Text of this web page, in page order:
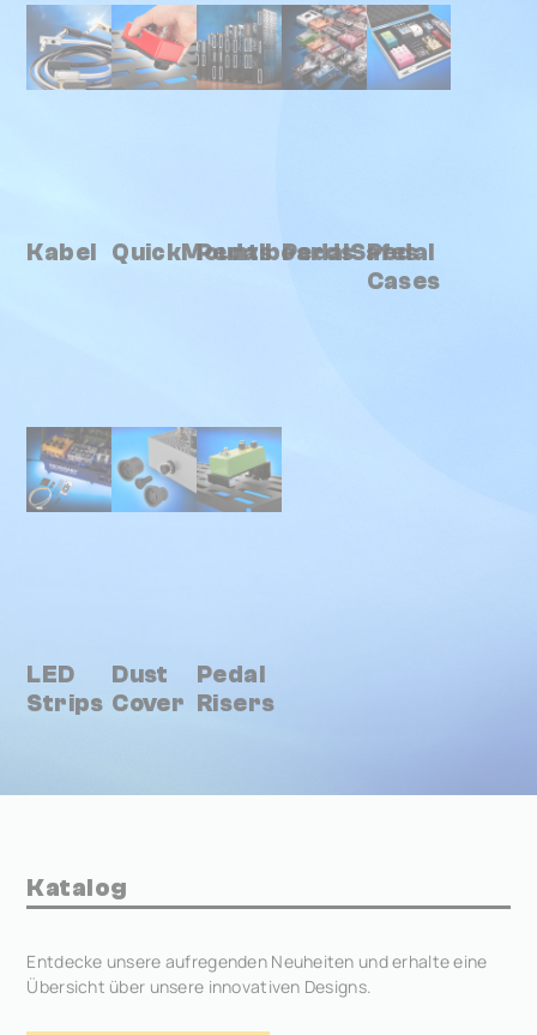
Kabel QuickMountsPedalboards
PedalSafes
Pedal
Cases
LED
Strips
Dust
Cover
Pedal
Risers
Katalog
Entdecke unsere aufregenden Neuheiten und erhalte eine
Übersicht über unsere innovativen Designs.